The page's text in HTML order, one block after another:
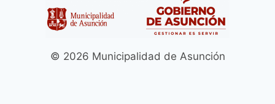
© 2026 Municipalidad de Asunción